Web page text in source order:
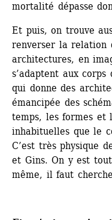
mortalité dépasse
Et puis, on trouve
renverser la relation
architectures, en
s’adaptent aux
qui donne des
émancipée des
temps, les formes et
inhabituelles que le
C’est très physique
et Gins. On y est
même, il faut